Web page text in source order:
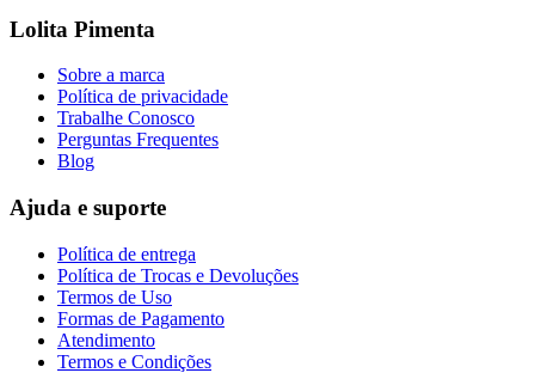
Lolita Pimenta
Sobre a marca
Política de privacidade
Trabalhe Conosco
Perguntas Frequentes
Blog
Ajuda e suporte
Política de entrega
Política de Trocas e Devoluções
Termos de Uso
Formas de Pagamento
Atendimento
Termos e Condições